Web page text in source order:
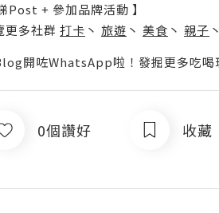
睇Post + 參加品牌活動 】
更多社群 打卡 丶 旅遊 丶 美食 丶 親子 丶
開咗WhatsApp啦！發掘更多吃喝
0個讚好 收藏